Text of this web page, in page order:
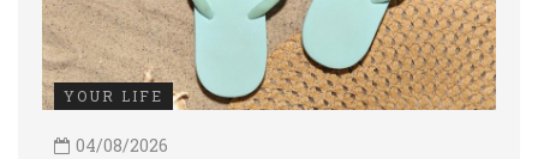
YOUR LIFE
04/08/2026